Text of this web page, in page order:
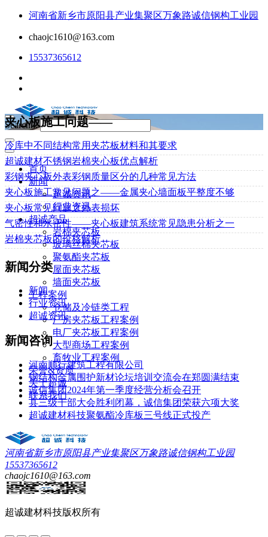
河南省新乡市原阳县产业集聚区万象路诚信钢构工业园
chaojc1610@163.com
15537365612
Search...
首页
新闻
超诚资讯
行业资讯
超诚产品
岩棉夹芯板
玻璃丝棉夹芯板
聚氨酯夹芯板
屋面夹芯板
墙面夹芯板
工程案例
仓储及冷链类工程
厂房夹芯板工程案例
电厂夹芯板工程案例
大型商场工程案例
畜牧业工程案例
荣誉&资质
关于超诚
联系我们
夹心板施工问题——
冷库中不同结构常用夹芯板材料和其要求
超诚建材不锈钢岩棉夹心板优点解析
彩钢夹心板外表彩钢质量区分的几种常见方法
夹心板施工常见问题之——金属夹心墙面板平整度不够
夹心板常见问题之外表损坏
气密性和水密性——夹心板建筑系统常见隐患分析之一
岩棉夹芯板的价格解析
新闻分类
新闻
行业资讯
超诚资讯
新闻咨询
河南顺行建筑工程有限公司
钢结构金属围护新材论坛培训交流会在郑圆满结束
诚信集团2024年第一季度经营分析会召开
县三级干部大会胜利闭幕，诚信集团荣获六项大奖
超诚建材科技聚氨酯冷库板三号线正式投产
河南省新乡市原阳县产业集聚区万象路诚信钢构工业园
15537365612
chaojc1610@163.com
超诚建材科技版权所有